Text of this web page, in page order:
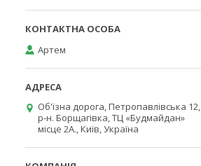
Артем
Об'їзна дорога, Петропавлівська 12,
р-н. Борщагівка, ТЦ «Будмайдан»
місце 2А., Київ, Україна